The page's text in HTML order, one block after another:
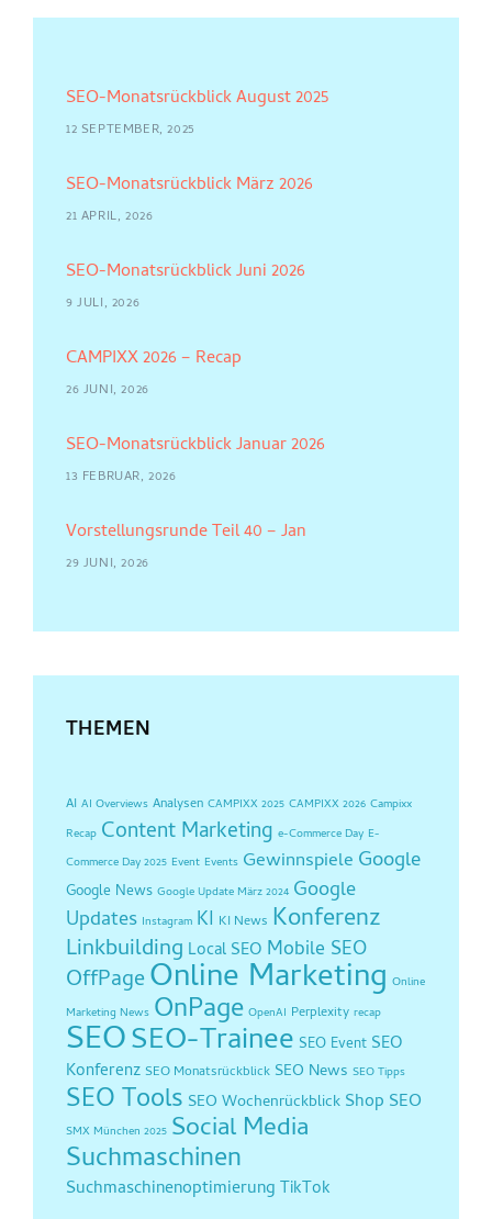
SEO-Monatsrückblick August 2025
12 SEPTEMBER, 2025
SEO-Monatsrückblick März 2026
21 APRIL, 2026
SEO-Monatsrückblick Juni 2026
9 JULI, 2026
CAMPIXX 2026 – Recap
26 JUNI, 2026
SEO-Monatsrückblick Januar 2026
13 FEBRUAR, 2026
Vorstellungsrunde Teil 40 – Jan
29 JUNI, 2026
THEMEN
AI AI Overviews Analysen CAMPIXX 2025 CAMPIXX 2026 Campixx
Recap Content Marketing e-Commerce Day E-
Commerce Day 2025 Event Events Gewinnspiele Google
Google News Google Update März 2024 Google
Updates Instagram KI KI News Konferenz
Linkbuilding Local SEO Mobile SEO
OffPageOnline Marketing Online
Marketing News OnPage OpenAI Perplexity recap
SEOSEO-Trainee SEO Event SEO
Konferenz SEO Monatsrückblick SEO News SEO Tipps
SEO Tools SEO Wochenrückblick Shop SEO
SMX München 2025 Social Media
Suchmaschinen
Suchmaschinenoptimierung TikTok